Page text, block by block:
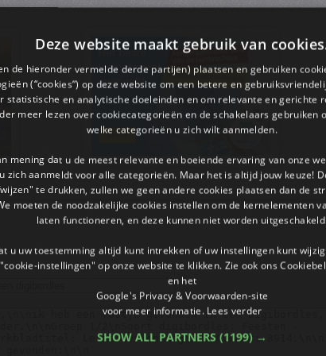
Deze website maakt gebruik van
de hieronder vermelde derde partijen) plaatsen en gebruiken
(“cookies”) op deze website om een ​​betere en
statistische en analytische doeleinden en om relevante en gerichte
meer lezen over cookiecategorieën en de schakelaars gebruiken
welke categorieën u zich wilt aanmelden.
mening dat u de meest relevante en boeiende ervaring van onze
zich aanmeldt voor alle categorieën. Maar het is altijd jouw keuze!
te drukken, zullen we geen andere cookies plaatsen dan de
moeten de noodzakelijke cookies instellen om de kernelementen
laten functioneren, en deze kunnen niet worden
u uw toestemming altijd kunt intrekken of uw instellingen kunt
instellingen" op onze website te klikken. Zie ook ons
en het
Google's Privacy & Voorwaarden-site
voor meer informatie. Lees verder
SHOW ALL PARTNERS (1199) →